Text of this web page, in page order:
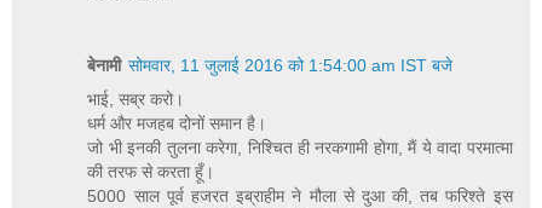
बेनामी सोमवार, 11 जुलाई 2016 को 1:54:00 am IST बजे
भाई, सब्र करो।
धर्म और मजहब दोनों समान है।
जो भी इनकी तुलना करेगा, निश्चित ही नरकगामी होगा, मैं ये वादा परमात्मा
की तरफ से करता हूँ।
5000 साल पूर्व हजरत इब्राहीम ने मौला से दुआ की, तब फरिश्ते इस